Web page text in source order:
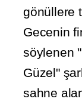
gönüllere
Gecenin
söylenen
Güzel"
sahne